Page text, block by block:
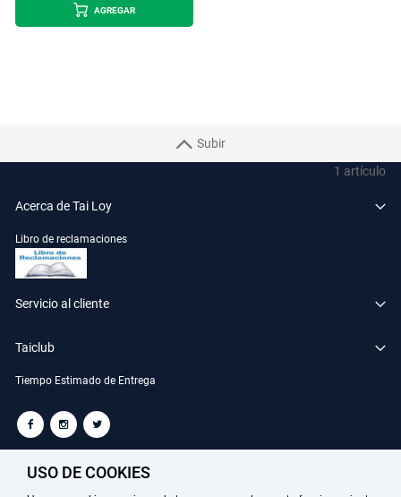
1 artículo
AGREGAR
Subir
Acerca de Tai Loy
Libro de reclamaciones
Servicio al cliente
Taiclub
Tiempo Estimado de Entrega
TAILOY S.A. RUC: 20100049181
USO DE COOKIES